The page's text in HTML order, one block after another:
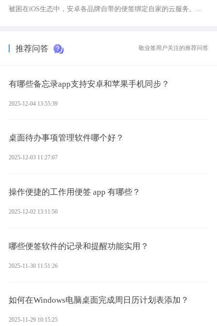
被困在iOS生态中，安卓各品牌自带的便签绑定自家的云服务。而
推荐问答 敬业签用户关注的推荐问答
有哪些备忘录app支持安卓和苹果手机同步？
2025-12-04 13:55:39
桌面待办事项管理软件哪个好？
2025-12-03 11:27:07
操作便捷的工作用便签 app 有哪些？
2025-12-02 13:11:50
哪些便签软件的记录和提醒功能实用？
2025-11-30 11:51:26
如何在Windows电脑桌面完成周日历计划表添加？
2025-11-29 10:15:25